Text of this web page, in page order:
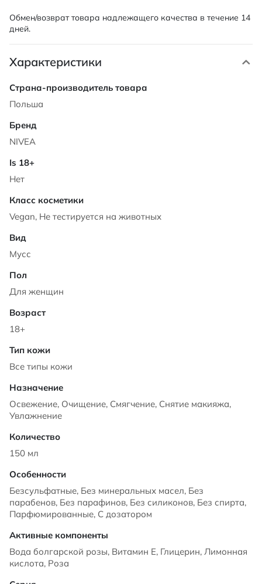
Обмен/возврат товара надлежащего качества в течение 14
дней.
Характеристики
Характеристики
Польша
NIVEA
Нет
Vegan, Не тестируется на животных
Мусс
Для женщин
18+
Все типы кожи
Освежение, Очищение, Смягчение, Снятие макияжа,
Увлажнение
150 мл
Безсульфатные, Без минеральных масел, Без
парабенов, Без парафинов, Без силиконов, Без спирта,
Парфюмированные, С дозатором
Вода болгарской розы, Витамин Е, Глицерин, Лимонная
кислота, Роза